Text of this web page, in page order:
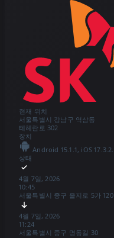
현재 위치
서울특별시 강남구 역삼동
테헤란로 302
장치
Android 15.1.1, iOS 17.3.2.
상태
4월 7일, 2026
10:45
서울특별시 중구 을지로 5가 120
4월 7일, 2026
11:24
서울특별시 중구 명동길 30